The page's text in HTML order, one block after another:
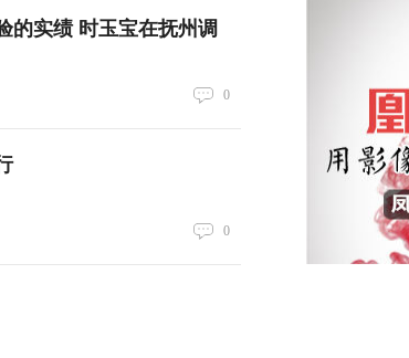
的实绩 时玉宝在抚州调
0
0